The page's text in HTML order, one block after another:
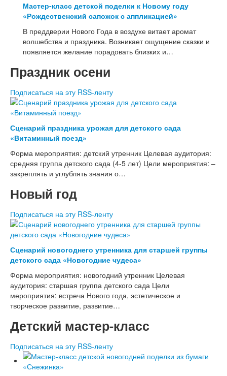
Дополнительное образование
Спорт, туризм
Детский мастер-класс
Аппликации
Разные поделки
Поделки из ниток
Поделки из ткани
Поделки из пластика
Поделки к праздникам
Поделки к Дню Святого Валентина
Поделки к 23 Февраля
Поделки к Масленице
Поделки к 8 Марта
Поделки к Пасхе
Стихи для детей
Детские стихи про детский сад
Детские стихи о школе
Детские стихи про семью
Детские стихи о временах года
Детские стихи про спорт и здоровье
Физкультминутки для детей
Загадки для детей в стихах
Мастер-класс детской поделки к Новому году
«Рождественский сапожок с аппликацией»
В преддверии Нового Года в воздухе витает аромат
волшебства и праздника. Возникает ощущение сказки и
появляется желание порадовать близких и…
Праздник осени
Подписаться на эту RSS-ленту
Сценарий праздника урожая для детского сада
«Витаминный поезд»
Форма мероприятия: детский утренник Целевая аудитория:
средняя группа детского сада (4-5 лет) Цели мероприятия: –
закреплять и углублять знания о…
Новый год
Подписаться на эту RSS-ленту
Сценарий новогоднего утренника для старшей группы
детского сада «Новогодние чудеса»
Форма мероприятия: новогодний утренник Целевая
аудитория: старшая группа детского сада Цели
мероприятия: встреча Нового года, эстетическое и
творческое развитие, развитие…
Детский мастер-класс
Подписаться на эту RSS-ленту